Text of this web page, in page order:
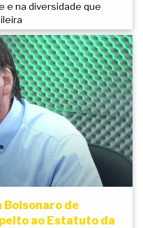
e na diversidade que
Bolsonaro de
ao Estatuto da